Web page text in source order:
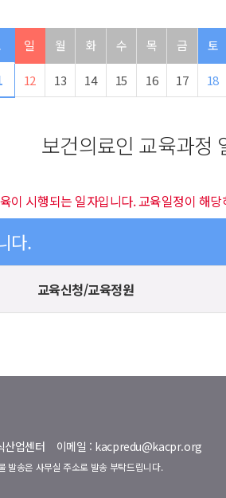
일 월 화 수 목 금 토
12 13 14 15 16 17 18
보건의료인 교육과정
이 시행되는 일자입니다. 교육일정이 해
다.
교육신청/교육정원
산업센터 이메일 : kacpredu@kacpr.org
발송은 사무실 주소로 발송 부탁드립니다.